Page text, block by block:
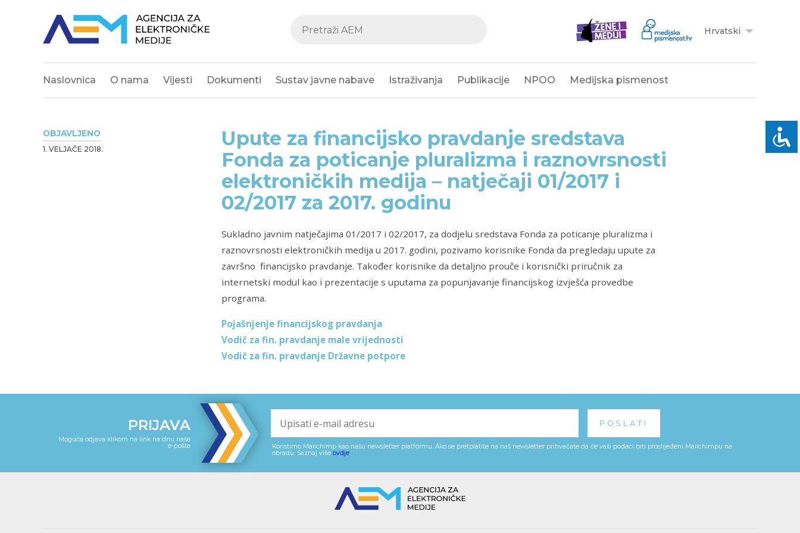
Hrvatski
Naslovnica O nama Vijesti Dokumenti Sustav javne nabave Istraživanja Publikacije NPOO Medijska pismenost
OBJAVLJENO
1. VELJAČE 2018.
Upute za financijsko pravdanje sredstava
Fonda za poticanje pluralizma i raznovrsnosti
elektroničkih medija – natječaji 01/2017 i
02/2017 za 2017. godinu
Sukladno javnim natječajima 01/2017 i 02/2017, za dodjelu sredstava Fonda za poticanje pluralizma i
raznovrsnosti elektroničkih medija u 2017. godini, pozivamo korisnike Fonda da pregledaju upute za
završno financijsko pravdanje. Također korisnike da detaljno prouče i korisnički priručnik za
internetski modul kao i prezentacije s uputama za popunjavanje financijskog izvješća provedbe
programa.
Pojašnjenje financijskog pravdanja
Vodič za fin. pravdanje male vrijednosti
Vodič za fin. pravdanje Državne potpore
PRIJAVA
Moguća odjava klikom na link na dnu naše
e-pošte
Koristimo Mailchimp kao našu newsletter platformu. Ako se pretplatite na naš newsletter prihvaćate da će vaši podaci biti proslijeđeni Mailchimpu na
obradu. Saznaj više ovdje.